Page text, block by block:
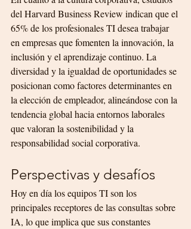
del Harvard Business Review indican que el
65% de los profesionales TI desea trabajar
en empresas que fomenten la innovación, la
inclusión y el aprendizaje continuo. La
diversidad y la igualdad de oportunidades se
posicionan como factores determinantes en
la elección de empleador, alineándose con la
tendencia global hacia entornos laborales
que valoran la sostenibilidad y la
responsabilidad social corporativa.
Perspectivas y desafíos
Hoy en día los equipos TI son los
principales receptores de las consultas sobre
IA, lo que implica que sus constantes